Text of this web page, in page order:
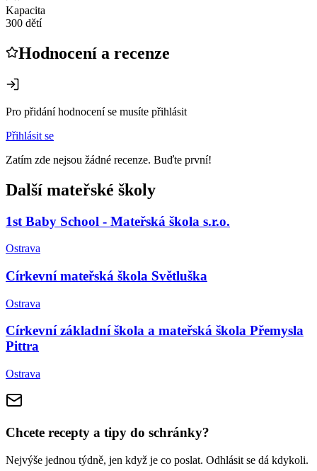
Kapacita
300 dětí
Hodnocení a recenze
Pro přidání hodnocení se musíte přihlásit
Přihlásit se
Zatím zde nejsou žádné recenze. Buďte první!
Další mateřské školy
1st Baby School - Mateřská škola s.r.o.
Ostrava
Církevní mateřská škola Světluška
Ostrava
Církevní základní škola a mateřská škola Přemysla
Pittra
Ostrava
Chcete recepty a tipy do schránky?
Nejvýše jednou týdně, jen když je co poslat. Odhlásit se dá kdykoli.